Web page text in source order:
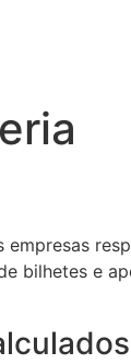
bilhetes e